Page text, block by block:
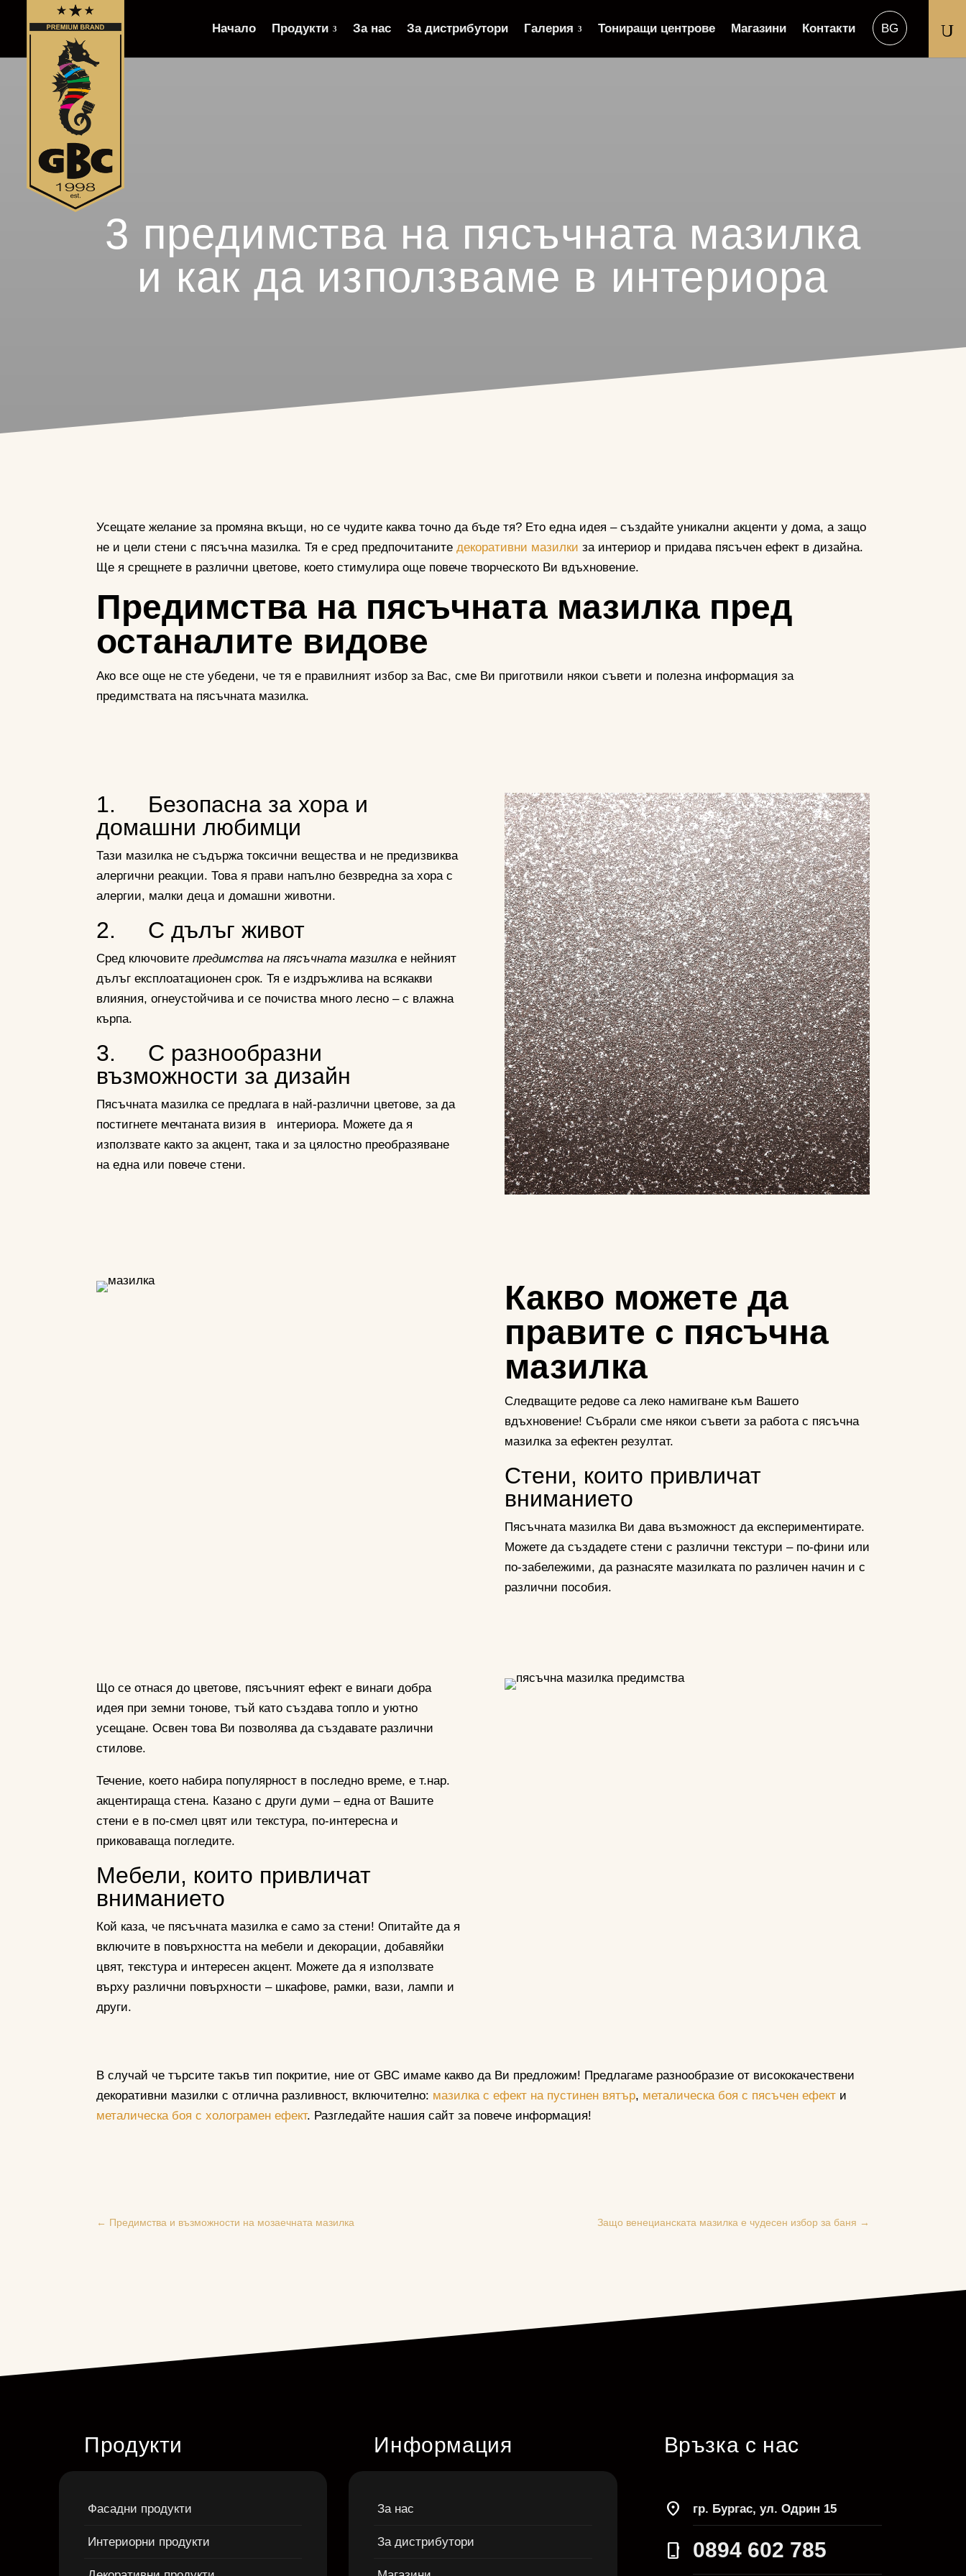
Начало Продукти За нас За дистрибутори Галерия Тониращи центрове Магазини Контакти U
3 предимства на пясъчната мазилка
и как да използваме в интериора
Усещате желание за промяна вкъщи, но се чудите каква точно да бъде тя? Ето една идея – създайте уникални акценти у дома, а защо
не и цели стени с пясъчна мазилка. Тя е сред предпочитанитедекоративни мазилки за интериор и придава пясъчен ефект в дизайна.
Ще я срещнете в различни цветове, което стимулира още повече творческото Ви вдъхновение.
Предимства на пясъчната мазилка пред
останалите видове
Ако все още не сте убедени, че тя е правилният избор за Вас, сме Ви приготвили някои съвети и полезна информация за
предимствата на пясъчната мазилка.
1. Безопасна за хора и
домашни любимци
Тази мазилка не съдържа токсични вещества и не предизвиква
алергични реакции. Това я прави напълно безвредна за хора с
алергии, малки деца и домашни животни.
2. С дълъг живот
Сред ключовитепредимства на пясъчната мазилка е нейният
дълъг експлоатационен срок. Тя е издръжлива на всякакви
влияния, огнеустойчива и се почиства много лесно – с влажна
кърпа.
3. С разнообразни
възможности за дизайн
Пясъчната мазилка се предлага в най-различни цветове, за да
постигнете мечтаната визия в интериора. Можете да я
използвате както за акцент, така и за цялостно преобразяване
на една или повече стени.
Какво можете да
правите с пясъчна
мазилка
Следващите редове са леко намигване към Вашето
вдъхновение! Събрали сме някои съвети за работа с пясъчна
мазилка за ефектен резултат.
Стени, които привличат
вниманието
Пясъчната мазилка Ви дава възможност да експериментирате.
Можете да създадете стени с различни текстури – по-фини или
по-забележими, да разнасяте мазилката по различен начин и с
различни пособия.
Що се отнася до цветове, пясъчният ефект е винаги добра
идея при земни тонове, тъй като създава топло и уютно
усещане. Освен това Ви позволява да създавате различни
стилове.
Течение, което набира популярност в последно време, е т.нар.
акцентираща стена. Казано с други думи – една от Вашите
стени е в по-смел цвят или текстура, по-интересна и
приковаваща погледите.
Мебели, които привличат
вниманието
Кой каза, че пясъчната мазилка е само за стени! Опитайте да я
включите в повърхността на мебели и декорации, добавяйки
цвят, текстура и интересен акцент. Можете да я използвате
върху различни повърхности – шкафове, рамки, вази, лампи и
други.
В случай че търсите такъв тип покритие, ние от GBC имаме какво да Ви предложим! Предлагаме разнообразие от висококачествени
декоративни мазилки с отлична разливност, включително: мазилка с ефект на пустинен вятър, металическа боя с пясъчен ефект и
металическа боя с холограмен ефект. Разгледайте нашия сайт за повече информация!
← Предимства и възможности на мозаечната мазилка Защо венецианската мазилка е чудесен избор за баня →
Продукти
Фасадни продукти
Интериорни продукти
Информация
За нас
За дистрибутори
Връзка с нас
location_on гр. Бургас, ул. Одрин 15
phone_iphone 0894 602 785